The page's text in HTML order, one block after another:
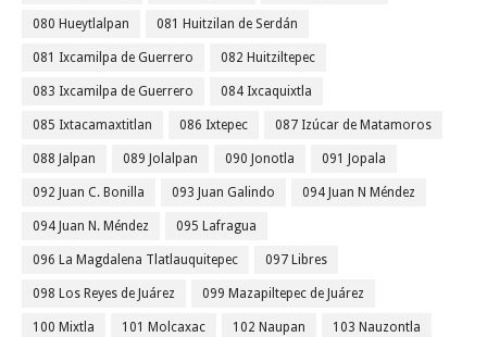
080 Hueytlalpan 081 Huitzilan de Serdán
081 Ixcamilpa de Guerrero 082 Huitziltepec
083 Ixcamilpa de Guerrero 084 Ixcaquixtla
085 Ixtacamaxtitlan 086 Ixtepec 087 Izúcar de Matamoros
088 Jalpan 089 Jolalpan 090 Jonotla 091 Jopala
092 Juan C. Bonilla 093 Juan Galindo 094 Juan N Méndez
094 Juan N. Méndez 095 Lafragua
096 La Magdalena Tlatlauquitepec 097 Libres
098 Los Reyes de Juárez 099 Mazapiltepec de Juárez
100 Mixtla 101 Molcaxac 102 Naupan 103 Nauzontla